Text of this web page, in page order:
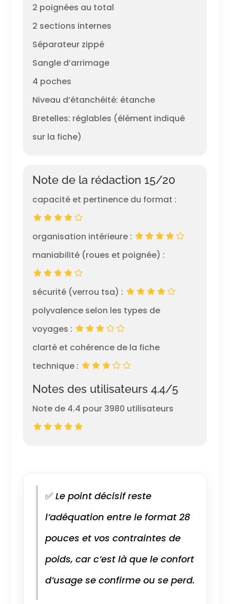
2 poignées au total
2 sections internes
Séparateur zippé
Sangle d’arrimage
4 poches
Niveau d’étanchéité: étanche
Bretelles: réglables (élément indiqué
sur la fiche)
Note de la rédaction 15/20
capacité et pertinence du format :
organisation intérieure :
maniabilité (roues et poignée) :
sécurité (verrou tsa) :
polyvalence selon les types de
voyages :
clarté et cohérence de la fiche
technique :
Notes des utilisateurs 4.4/5
Note de 4.4 pour 3980 utilisateurs
✅Le point décisif reste
l’adéquation entre le format 28
pouces et vos contraintes de
poids, car c’est là que le confort
d’usage se confirme ou se perd.